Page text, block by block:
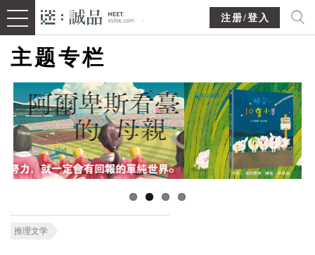
注册/登入
主题专栏
推理文学